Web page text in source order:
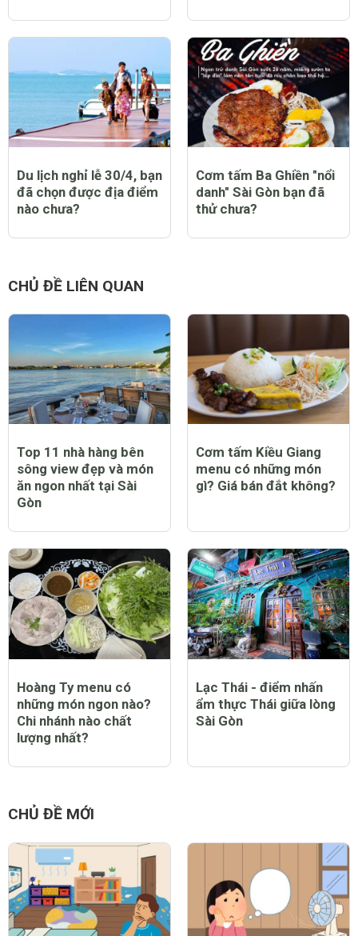
Du lịch nghỉ lễ 30/4, bạn
đã chọn được địa điểm
nào chưa?
Cơm tấm Ba Ghiền "nổi
danh" Sài Gòn bạn đã
thử chưa?
CHỦ ĐỀ LIÊN QUAN
Top 11 nhà hàng bên
sông view đẹp và món
ăn ngon nhất tại Sài
Gòn
Cơm tấm Kiều Giang
menu có những món
gì? Giá bán đắt không?
Hoàng Ty menu có
những món ngon nào?
Chi nhánh nào chất
lượng nhất?
Lạc Thái - điểm nhấn
ẩm thực Thái giữa lòng
Sài Gòn
CHỦ ĐỀ MỚI